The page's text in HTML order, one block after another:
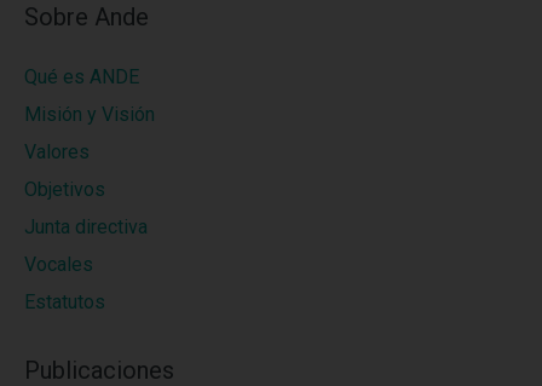
Sobre Ande
Qué es ANDE
Misión y Visión
Valores
Objetivos
Junta directiva
Vocales
Estatutos
Publicaciones